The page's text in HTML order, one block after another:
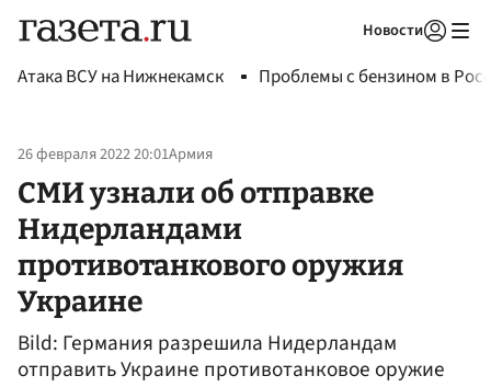
Новости
Атака ВСУ на Нижнекамск Проблемы с бензином в
26 февраля 2022 20:01Армия
СМИ узнали об отправке
Нидерландами
противотанкового оружия
Украине
Bild: Германия разрешила Нидерландам
отправить Украине противотанковое оружие